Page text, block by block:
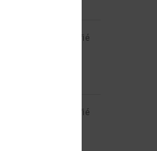
Achat vérifié
Achat vérifié